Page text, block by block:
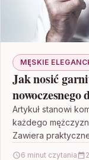
MĘSKIE
Jak nosić
nowoczesnego
Artykuł stanowi
każdego
Zawiera
6 minut czytania